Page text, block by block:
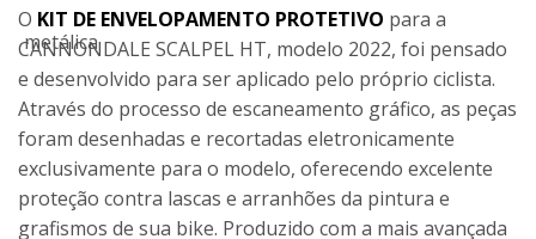
O KIT DE ENVELOPAMENTO PROTETIVO para a
CANNONDALE SCALPEL HT, modelo 2022, foi pensado
e desenvolvido para ser aplicado pelo próprio ciclista.
Através do processo de escaneamento gráfico, as peças
foram desenhadas e recortadas eletronicamente
exclusivamente para o modelo, oferecendo excelente
proteção contra lascas e arranhões da pintura e
grafismos de sua bike. Produzido com a mais avançada